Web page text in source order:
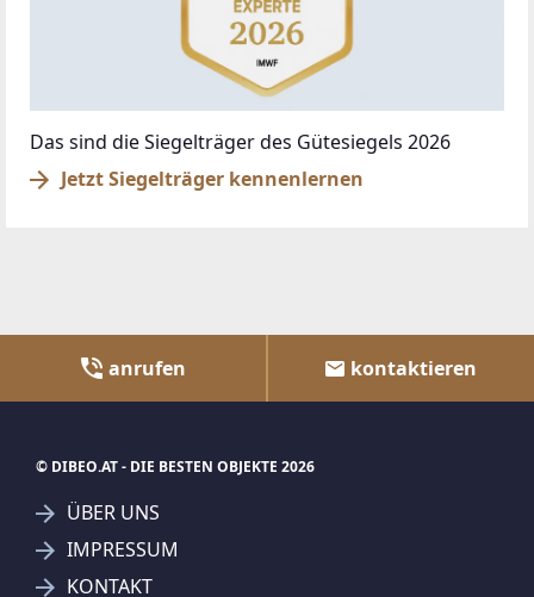
Das sind die Siegelträger des Gütesiegels 2026
Jetzt Siegelträger kennenlernen
anrufen kontaktieren
© DIBEO.AT - DIE BESTEN OBJEKTE 2026
ÜBER UNS
IMPRESSUM
KONTAKT